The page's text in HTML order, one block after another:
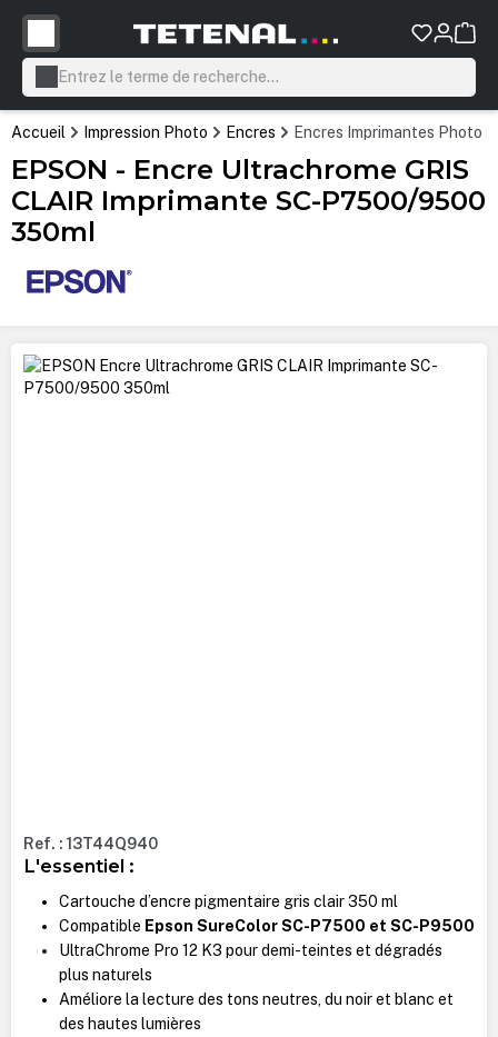
principal
Accueil Impression Photo Encres Encres Imprimantes Photo
EPSON - Encre Ultrachrome GRIS
CLAIR Imprimante SC-P7500/9500
350ml
Ignorer la galerie d'images
Ref. : 13T44Q940
L'essentiel :
Cartouche d’encre pigmentaire gris clair 350 ml
Compatible Epson SureColor SC-P7500 et SC-P9500
UltraChrome Pro 12 K3 pour demi-teintes et dégradés
plus naturels
Améliore la lecture des tons neutres, du noir et blanc et
des hautes lumières